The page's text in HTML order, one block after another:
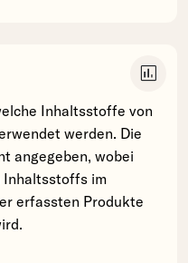
insert_chart
Inhaltsstoffe von
werden. Die
angegeben, wobei
Inhaltsstoffs im
erfassten Produkte